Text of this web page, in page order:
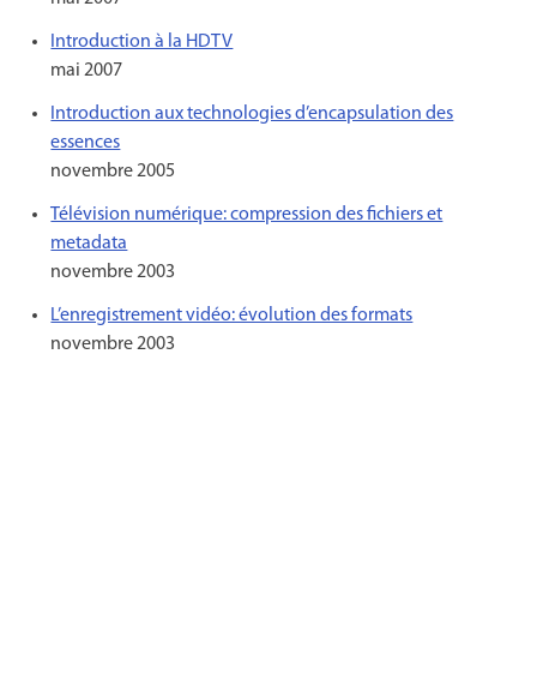
Introduction à la HDTV
mai 2007
Introduction aux technologies d’encapsulation des
essences
novembre 2005
Télévision numérique: compression des fichiers et
metadata
novembre 2003
L’enregistrement vidéo: évolution des formats
novembre 2003